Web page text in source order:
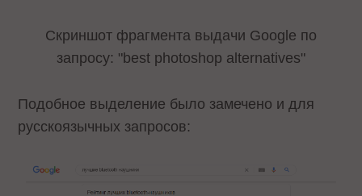
Скриншот фрагмента выдачи Google по
запросу: "best photoshop alternatives"
Подобное выделение было замечено и для
русскоязычных запросов: